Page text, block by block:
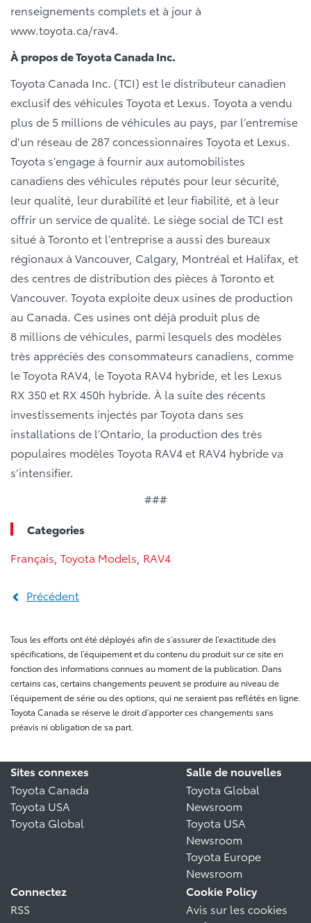
renseignements complets et à jour à
www.toyota.ca/rav4.
À propos de Toyota Canada Inc.
Toyota Canada Inc. (TCI) est le distributeur canadien
exclusif des véhicules Toyota et Lexus. Toyota a vendu
plus de 5 millions de véhicules au pays, par l’entremise
d’un réseau de 287 concessionnaires Toyota et Lexus.
Toyota s’engage à fournir aux automobilistes
canadiens des véhicules réputés pour leur sécurité,
leur qualité, leur durabilité et leur fiabilité, et à leur
offrir un service de qualité. Le siège social de TCI est
situé à Toronto et l’entreprise a aussi des bureaux
régionaux à Vancouver, Calgary, Montréal et Halifax, et
des centres de distribution des pièces à Toronto et
Vancouver. Toyota exploite deux usines de production
au Canada. Ces usines ont déjà produit plus de
8 millions de véhicules, parmi lesquels des modèles
très appréciés des consommateurs canadiens, comme
le Toyota RAV4, le Toyota RAV4 hybride, et les Lexus
RX 350 et RX 450h hybride. À la suite des récents
investissements injectés par Toyota dans ses
installations de l’Ontario, la production des très
populaires modèles Toyota RAV4 et RAV4 hybride va
s’intensifier.
###
Categories
Français Toyota Models RAV4
Précédent
Tous les efforts ont été déployés afin de s’assurer de l’exactitude des
spécifications, de l’équipement et du contenu du produit sur ce site en
fonction des informations connues au moment de la publication. Dans
certains cas, certains changements peuvent se produire au niveau de
l’équipement de série ou des options, qui ne seraient pas reflétés en ligne.
Toyota Canada se réserve le droit d’apporter ces changements sans
préavis ni obligation de sa part.
Sites connexes
Toyota Canada
Toyota USA
Toyota Global
Salle de nouvelles
Toyota Global
Newsroom
Toyota USA
Newsroom
Toyota Europe
Newsroom
Connectez
RSS
Cookie Policy
Avis sur les cookies